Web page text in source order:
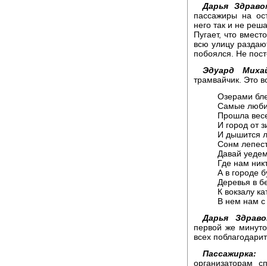
Дарья
пассажиры на
него так и не
Пугает, что
всю улицу
побоялся. Не
Эдуард
трамвайчик. Это
Озерами
Самые
Прошла
И город от
И дышится
Сонм
Давай
Где нам
А в городе
Деревья в
К вокзалу
В нем нам с
Дарья
первой же
всех
Пассажирка:
организаторам